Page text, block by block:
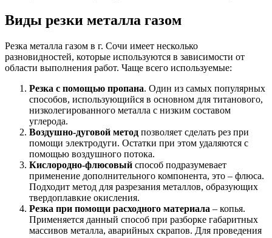
Виды резки металла газом
Резка металла газом в г. Сочи имеет несколько
разновидностей, которые используются в зависимости от
области выполнения работ. Чаще всего используемые:
Резка с помощью пропана. Один из самых популярных
способов, использующийся в основном для титанового,
низколегированного металла с низким составом
углерода.
Воздушно-дуговой метод позволяет сделать рез при
помощи электродуги. Остатки при этом удаляются с
помощью воздушного потока.
Кислородно-флюсовый способ подразумевает
применение дополнительного компонента, это – флюса.
Подходит метод для разрезания металлов, образующих
твердоплавкие окисления.
Резка при помощи расходного материала – копья.
Применяется данный способ при разборке габаритных
массивов металла, аварийных скрапов. Для проведения